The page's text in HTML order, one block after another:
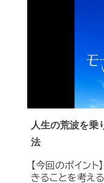
人生の荒波を乗
法
【今回のポイン
きることを考え